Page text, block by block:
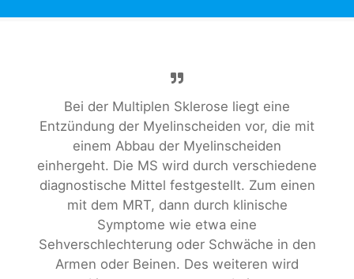
Bei der Multiplen Sklerose liegt eine
Entzündung der Myelinscheiden vor, die mit
einem Abbau der Myelinscheiden
einhergeht. Die MS wird durch verschiedene
diagnostische Mittel festgestellt. Zum einen
mit dem MRT, dann durch klinische
Symptome wie etwa eine
Sehverschlechterung oder Schwäche in den
Armen oder Beinen. Des weiteren wird